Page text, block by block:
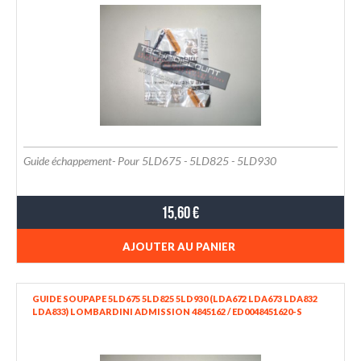
Guide échappement- Pour 5LD675 - 5LD825 - 5LD930
15,60 €
AJOUTER AU PANIER
GUIDE SOUPAPE 5LD675 5LD825 5LD930 (LDA672 LDA673 LDA832
LDA833) LOMBARDINI ADMISSION 4845162 / ED0048451620-S